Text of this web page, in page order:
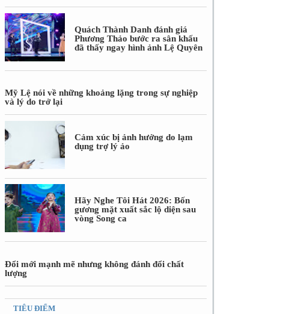
Quách Thành Danh đánh giá
Phương Thảo bước ra sân khấu
đã thấy ngay hình ảnh Lệ Quyên
Mỹ Lệ nói về những khoảng lặng trong sự nghiệp
và lý do trở lại
Cảm xúc bị ảnh hưởng do lạm
dụng trợ lý ảo
Hãy Nghe Tôi Hát 2026: Bốn
gương mặt xuất sắc lộ diện sau
vòng Song ca
Đổi mới mạnh mẽ nhưng không đánh đổi chất
lượng
TIÊU ĐIỂM